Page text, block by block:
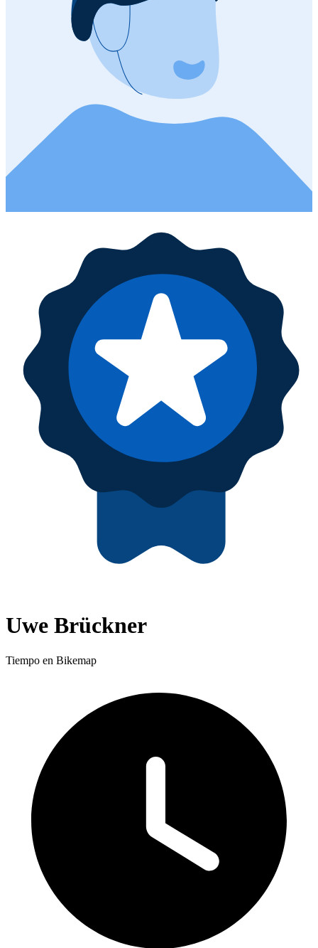
Uwe Brückner
Tiempo en Bikemap